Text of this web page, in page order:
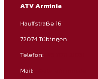
ATV Arminia
Hauffstraße 16
72074 Tübingen
Telefon:
Mail: